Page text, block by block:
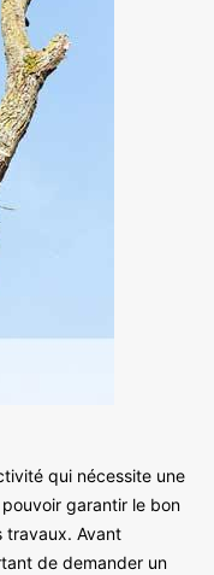
qui nécessite une
garantir le bon
travaux. Avant
de demander un